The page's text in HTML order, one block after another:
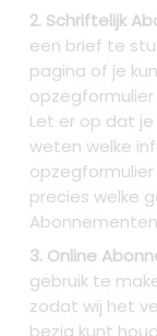
2. Schriftelijk
een brief te
pagina of je
Let er op dat
weten welke
precies welke
3. Online
gebruik te
zodat wij het
bezig kunt